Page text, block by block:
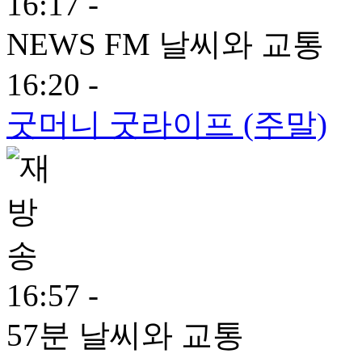
NEWS FM 날씨와 교통
16:20 -
굿머니 굿라이프 (주말)
16:57 -
57분 날씨와 교통